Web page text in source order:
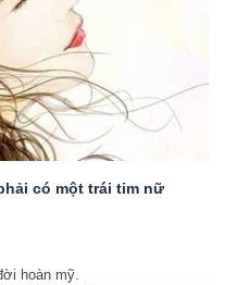
có một trái tim nữ
hoàn mỹ.